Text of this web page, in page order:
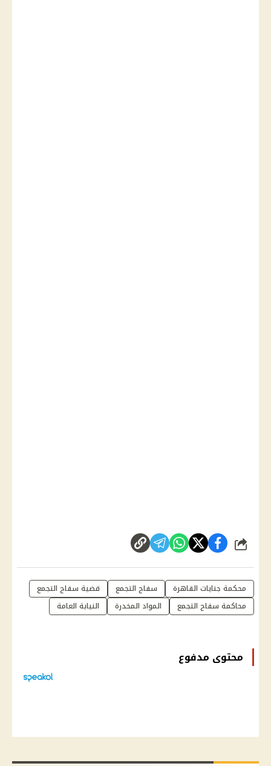
شارك
محكمة جنايات القاهرة سفاح التجمع
قضية سفاح التجمع
محاكمة سفاح التجمع
المواد المخدرة النيابة العامة
محتوى مدفوع